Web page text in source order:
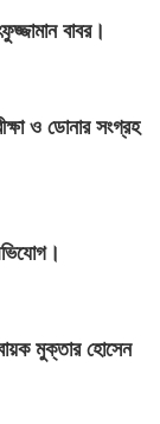
বাবর।
ও ডোনার সংগ্রহ
মুক্তার হোসেন